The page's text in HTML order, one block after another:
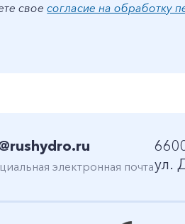
своесогласие на обработку
электронная почтаул.